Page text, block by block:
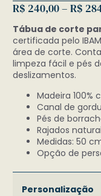
R$ 240,00– R$
Tábua de corte
certificada pelo
área de corte.
limpeza fácil e pés
deslizamentos.
Madeira 100%
Canal de
Pés de
Rajados
Medidas: 50
Opção de
Personalização